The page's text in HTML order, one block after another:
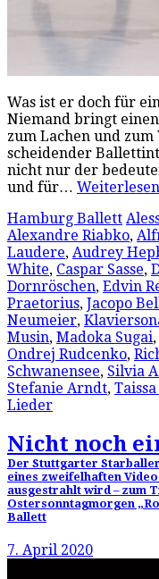
Was ist er doch für
Niemand bringt
zum Lachen und
scheidender
nicht nur der
und für…
Hamburg Ballett
Alexandre Riabko,
Laudere, Audrey
White, Caspar Sasse,
Dornröschen, Edvin
Praetorius, Jacopo
Neumeier,
Musin, Madoka Sugai,
Ondrej Rudcenko,
Schwanensee, Silvia
Stefanie Arndt,
Lieder
Nicht noch
Der Stuttgarter
eines zweifelhaften
ausgestrahlt wird – zum
Ostersonntagmorgen
Ballett
7. April 2020